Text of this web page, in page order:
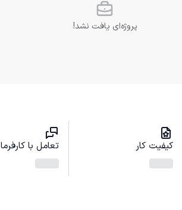
پروژه‌ای یافت نشد!
کیفیت کار تعامل با کارفرما